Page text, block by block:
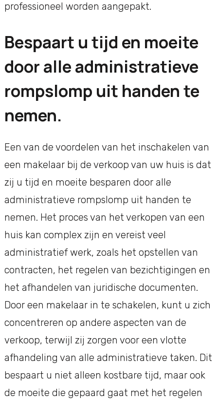
professioneel worden aangepakt.
Bespaart u tijd en moeite
door alle administratieve
rompslomp uit handen te
nemen.
Een van de voordelen van het inschakelen van
een makelaar bij de verkoop van uw huis is dat
zij u tijd en moeite besparen door alle
administratieve rompslomp uit handen te
nemen. Het proces van het verkopen van een
huis kan complex zijn en vereist veel
administratief werk, zoals het opstellen van
contracten, het regelen van bezichtigingen en
het afhandelen van juridische documenten.
Door een makelaar in te schakelen, kunt u zich
concentreren op andere aspecten van de
verkoop, terwijl zij zorgen voor een vlotte
afhandeling van alle administratieve taken. Dit
bespaart u niet alleen kostbare tijd, maar ook
de moeite die gepaard gaat met het regelen